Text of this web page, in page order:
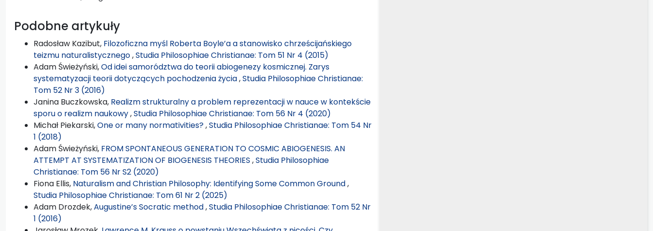
Podobne artykuły
Radosław Kazibut, Filozoficzna myśl Roberta Boyle’a a stanowisko chrześcijańskiego
teizmu naturalistycznego,Studia Philosophiae Christianae: Tom 51 Nr 4 (2015)
Adam Świeżyński,Od idei samorództwa do teorii abiogenezy kosmicznej. Zarys
systematyzacji teorii dotyczących pochodzenia życia,Studia Philosophiae Christianae:
Tom 52 Nr 3 (2016)
Janina Buczkowska, Realizm strukturalny a problem reprezentacji w nauce w kontekście
sporu o realizm naukowy,Studia Philosophiae Christianae: Tom 56 Nr 4 (2020)
Michał Piekarski,One or many normativities?,Studia Philosophiae Christianae: Tom 54 Nr
1 (2018)
Adam Świeżyński, FROM SPONTANEOUS GENERATION TO COSMIC ABIOGENESIS. AN
ATTEMPT AT SYSTEMATIZATION OF BIOGENESIS THEORIES ,Studia Philosophiae
Christianae: Tom 56 Nr S2 (2020)
Fiona Ellis, Naturalism and Christian Philosophy: Identifying Some Common Ground,
Studia Philosophiae Christianae: Tom 61 Nr 2 (2025)
Adam Drozdek,Augustine’s Socratic method,Studia Philosophiae Christianae: Tom 52 Nr
1 (2016)